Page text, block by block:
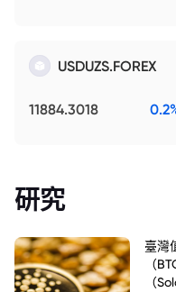
USDUZS.FOREX
11884.3018
研究
臺灣
（
（